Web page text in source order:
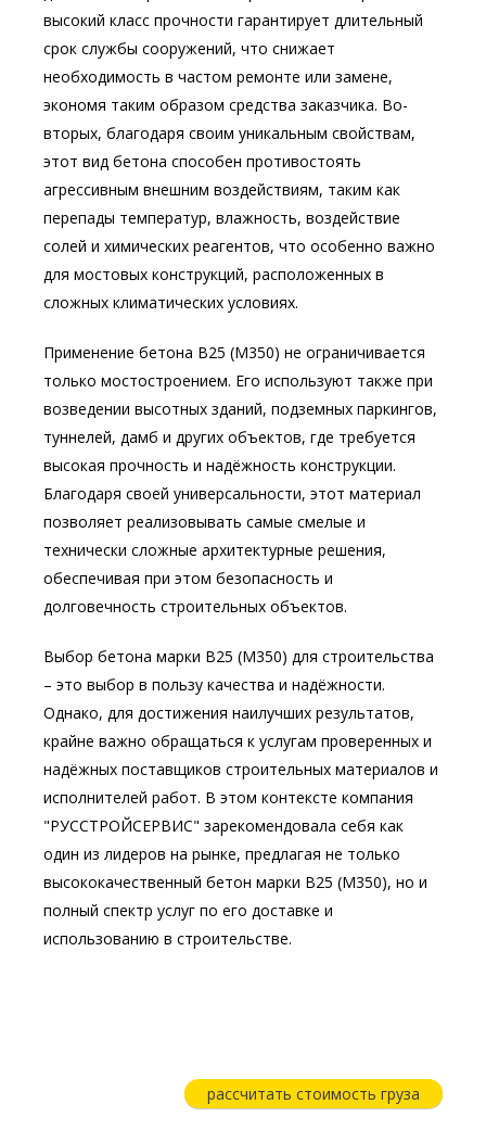
высокий класс прочности гарантирует длительный
срок службы сооружений, что снижает
необходимость в частом ремонте или замене,
экономя таким образом средства заказчика. Во-
вторых, благодаря своим уникальным свойствам,
этот вид бетона способен противостоять
агрессивным внешним воздействиям, таким как
перепады температур, влажность, воздействие
солей и химических реагентов, что особенно важно
для мостовых конструкций, расположенных в
сложных климатических условиях.
Применение бетона В25 (М350) не ограничивается
только мостостроением. Его используют также при
возведении высотных зданий, подземных паркингов,
туннелей, дамб и других объектов, где требуется
высокая прочность и надёжность конструкции.
Благодаря своей универсальности, этот материал
позволяет реализовывать самые смелые и
технически сложные архитектурные решения,
обеспечивая при этом безопасность и
долговечность строительных объектов.
Выбор бетона марки В25 (М350) для строительства
– это выбор в пользу качества и надёжности.
Однако, для достижения наилучших результатов,
крайне важно обращаться к услугам проверенных и
надёжных поставщиков строительных материалов и
исполнителей работ. В этом контексте компания
"РУССТРОЙСЕРВИС" зарекомендовала себя как
один из лидеров на рынке, предлагая не только
высококачественный бетон марки В25 (М350), но и
полный спектр услуг по его доставке и
использованию в строительстве.
рассчитать стоимость груза